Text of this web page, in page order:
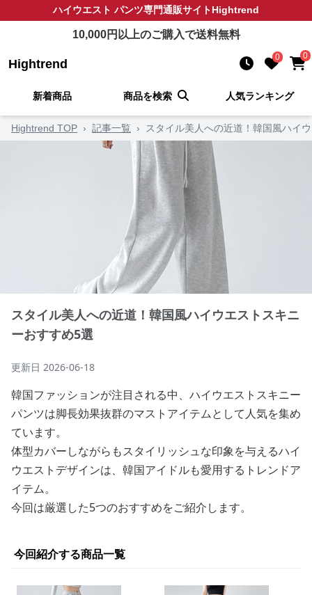
ハイウエスト パンツ専門通販サイトHightrend
10,000円以上のご購入で送料無料
Hightrend 0 0
新着商品 商品を検索 人気ランキング
Hightrend TOP › 記事一覧 › スタイル美人への近道！韓国風ハイ
スタイル美人への近道！韓国風ハイウエストスキニ
ーおすすめ5選
更新日 2026-06-18
韓国ファッションが注目される中、ハイウエストスキニー
パンツは脚長効果抜群のマストアイテムとして人気を集め
ています。
体型カバーしながらもスタイリッシュな印象を与えるハイ
ウエストデザインは、韓国アイドルも愛用するトレンドア
イテム。
今回は厳選した5つのおすすめをご紹介します。
今回紹介する商品一覧